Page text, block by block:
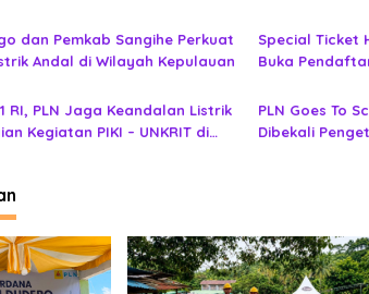
dan Pemkab Sangihe Perkuat
Andal di Wilayah Kepulauan
Special Ticket
Buka
RI, PLN Jaga Keandalan Listrik
Kegiatan PIKI – UNKRIT di
PLN Goes To
Dibekali